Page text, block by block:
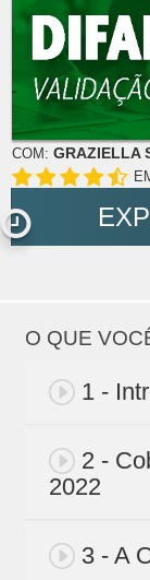
COM: GRAZIELLA
O QUE
1 -
2 -
2022
3 - A